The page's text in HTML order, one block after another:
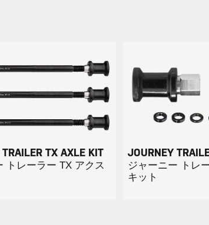
TX AXLE KIT
トレーラー TX アクス
JOURNEY
ジャーニー トレ
キット